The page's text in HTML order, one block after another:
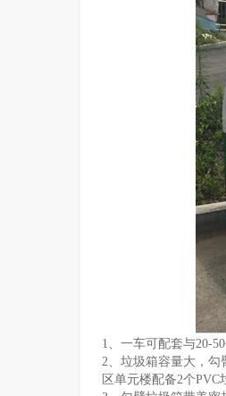
1、一车可配套与20-
2、垃圾箱容量大，勾
区单元楼配备2个